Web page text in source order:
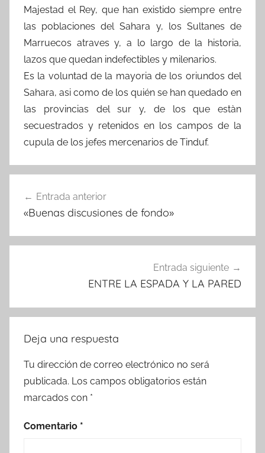
Majestad el Rey, que han existido siempre entre
las poblaciones del Sahara y, los Sultanes de
Marruecos atraves y, a lo largo de la historia,
lazos que quedan indefectibles y milenarios.
Es la voluntad de la mayoria de los oriundos del
Sahara, asi como de los quién se han quedado en
las provincias del sur y, de los que estàn
secuestrados y retenidos en los campos de la
cupula de los jefes mercenarios de Tinduf.
de
Entrada anterior
«Buenas discusiones de fondo»
Entrada siguiente
ENTRE LA ESPADA Y LA PARED
Deja una respuesta
Tu dirección de correo electrónico no será
publicada. Los campos obligatorios están
marcados con *
Comentario *